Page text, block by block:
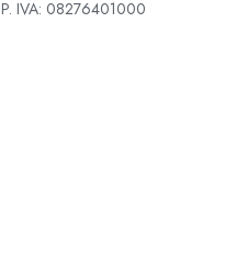
P. IVA: 08276401000